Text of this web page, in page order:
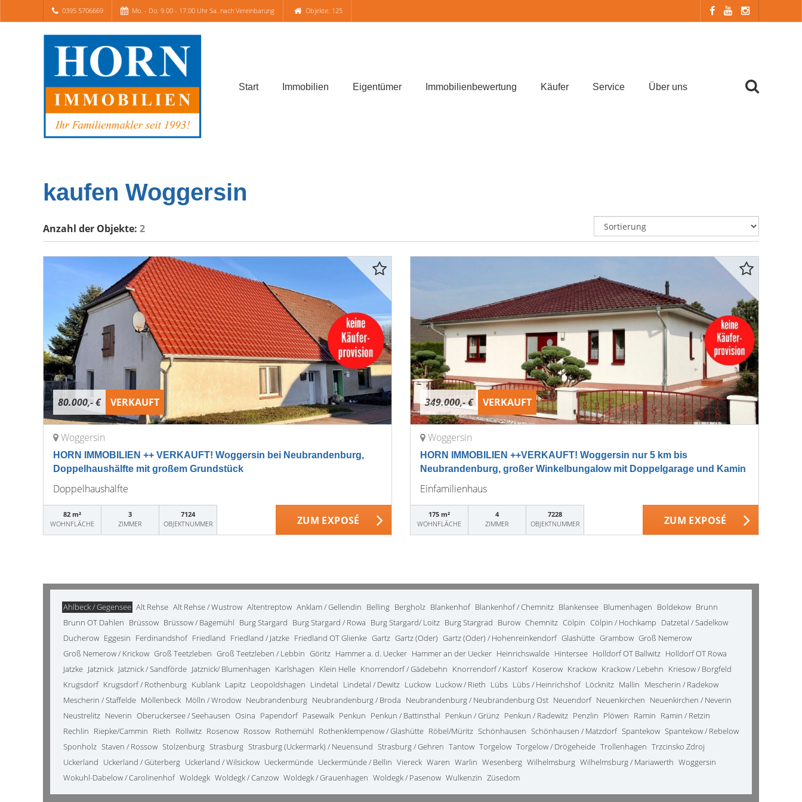
0395 5706669 Mo. - Do. 9.00 - 17.00 Uhr Sa. nach Vereinbarung Objekte: 125
Start Immobilien Eigentümer Immobilienbewertung Käufer Service Über uns
kaufen Woggersin
Anzahl der Objekte: 2
80.000,- € VERKAUFT
Woggersin
HORN IMMOBILIEN ++ VERKAUFT! Woggersin bei Neubrandenburg,
Doppelhaushälfte mit großem Grundstück
Doppelhaushälfte
82 m²
WOHNFLÄCHE
3
ZIMMER
7124
OBJEKTNUMMER
ZUM EXPOSÉ
349.000,- € VERKAUFT
Woggersin
HORN IMMOBILIEN ++VERKAUFT! Woggersin nur 5 km bis
Neubrandenburg, großer Winkelbungalow mit Doppelgarage und Kamin
Einfamilienhaus
175 m²
WOHNFLÄCHE
4
ZIMMER
7228
OBJEKTNUMMER
ZUM EXPOSÉ
Ahlbeck / Gegensee Alt Rehse Alt Rehse / Wustrow Altentreptow Anklam / Gellendin Belling Bergholz Blankenhof Blankenhof / Chemnitz Blankensee Blumenhagen Boldekow Brunn
Brunn OT Dahlen Brüssow Brüssow / Bagemühl Burg Stargard Burg Stargard / Rowa Burg Stargard/ Loitz Burg Stargrad Burow Chemnitz Cölpin Cölpin / Hochkamp Datzetal / Sadelkow
Ducherow Eggesin Ferdinandshof Friedland Friedland / Jatzke Friedland OT Glienke Gartz Gartz (Oder) Gartz (Oder) / Hohenreinkendorf Glashütte Grambow Groß Nemerow
Groß Nemerow / Krickow Groß Teetzleben Groß Teetzleben / Lebbin Göritz Hammer a. d. Uecker Hammer an der Uecker Heinrichswalde Hintersee Holldorf OT Ballwitz Holldorf OT Rowa
Jatzke Jatznick Jatznick / Sandförde Jatznick/ Blumenhagen Karlshagen Klein Helle Knorrendorf / Gädebehn Knorrendorf / Kastorf Koserow Krackow Krackow / Lebehn Kriesow / Borgfeld
Krugsdorf Krugsdorf / Rothenburg Kublank Lapitz Leopoldshagen Lindetal Lindetal / Dewitz Luckow Luckow / Rieth Lübs Lübs / Heinrichshof Löcknitz Mallin Mescherin / Radekow
Mescherin / Staffelde Möllenbeck Mölln / Wrodow Neubrandenburg Neubrandenburg / Broda Neubrandenburg / Neubrandenburg Ost Neuendorf Neuenkirchen Neuenkirchen / Neverin
Neustrelitz Neverin Oberuckersee / Seehausen Osina Papendorf Pasewalk Penkun Penkun / Battinsthal Penkun / Grünz Penkun / Radewitz Penzlin Plöwen Ramin Ramin / Retzin
Rechlin Riepke/Cammin Rieth Rollwitz Rosenow Rossow Rothemühl Rothenklempenow / Glashütte Röbel/Müritz Schönhausen Schönhausen / Matzdorf Spantekow Spantekow / Rebelow
Sponholz Staven / Rossow Stolzenburg Strasburg Strasburg (Uckermark) / Neuensund Strasburg / Gehren Tantow Torgelow Torgelow / Drögeheide Trollenhagen Trzcinsko Zdroj
Uckerland Uckerland / Güterberg Uckerland / Wilsickow Ueckermünde Ueckermünde / Bellin Viereck Waren Warlin Wesenberg Wilhelmsburg Wilhelmsburg / Mariawerth Woggersin
Wokuhl-Dabelow / Carolinenhof Woldegk Woldegk / Canzow Woldegk / Grauenhagen Woldegk / Pasenow Wulkenzin Züsedom